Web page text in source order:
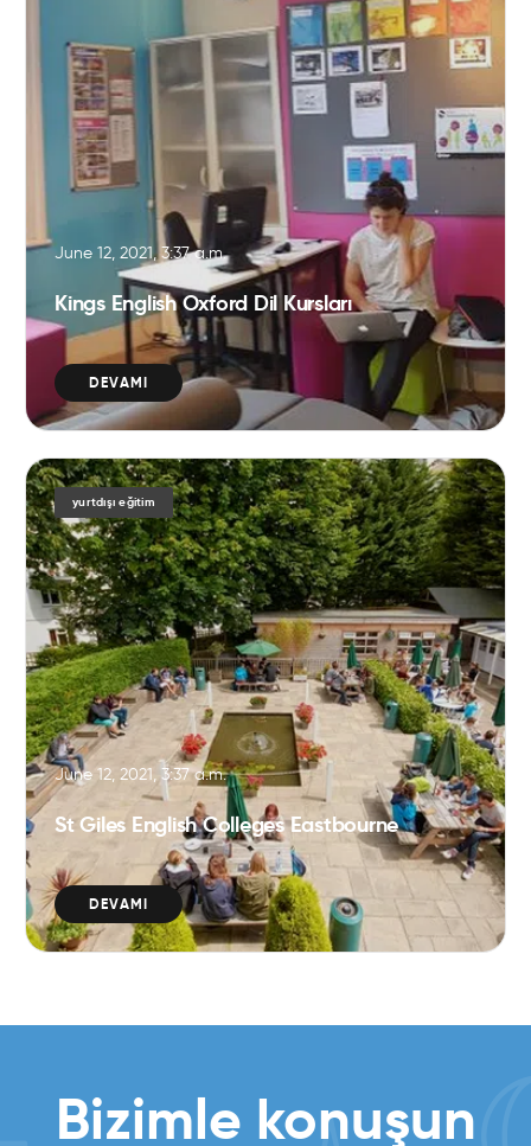
June 12, 2021, 3:37 a.m.
Kings English Oxford Dil Kursları
DEVAMI
yurtdışı eğitim
June 12, 2021, 3:37 a.m.
St Giles English Colleges Eastbourne
DEVAMI
Bizimle konuşun